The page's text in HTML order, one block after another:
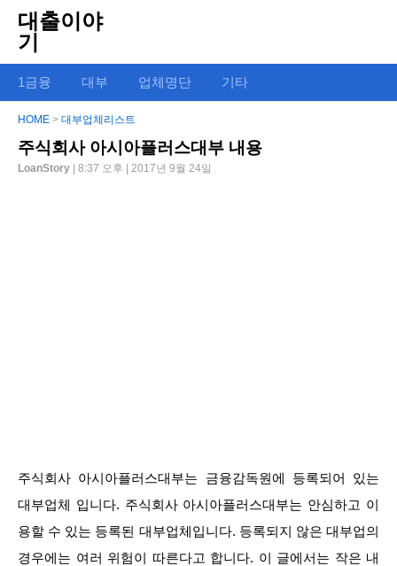
대출이야
기
1금융 대부 업체명단 기타
HOME > 대부업체리스트
주식회사 아시아플러스대부 내용
LoanStory | 8:37 오후 | 2017년 9월 24일
주식회사 아시아플러스대부는 금융감독원에 등록되어 있는
대부업체 입니다. 주식회사 아시아플러스대부는 안심하고 이
용할 수 있는 등록된 대부업체입니다. 등록되지 않은 대부업의
경우에는 여러 위험이 따른다고 합니다. 이 글에서는 작은 내